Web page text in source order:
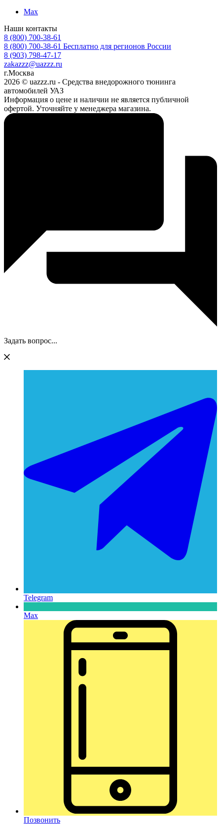
Max
Наши контакты
8 (800) 700-38-61
8 (800) 700-38-61 Бесплатно для регионов России
8 (903) 798-47-17
zakazzz@uazzz.ru
г.Москва
2026 © uazzz.ru - Средства внедорожного тюнинга
автомобилей УАЗ
Информация о цене и наличии не является публичной
офертой. Уточняйте у менеджера магазина.
Задать вопрос...
Telegram
Max
Позвонить